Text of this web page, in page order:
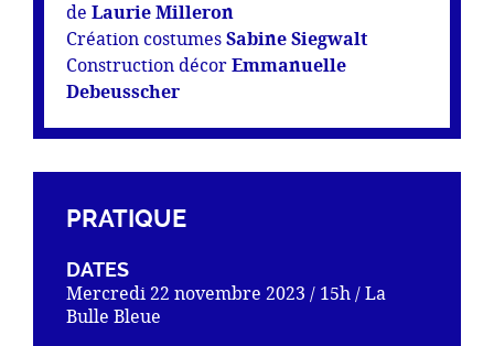
de Laurie Milleron
Création costumes Sabine Siegwalt
Construction décor Emmanuelle
Debeusscher
PRATIQUE
DATES
Mercredi 22 novembre 2023 / 15h / La
Bulle Bleue